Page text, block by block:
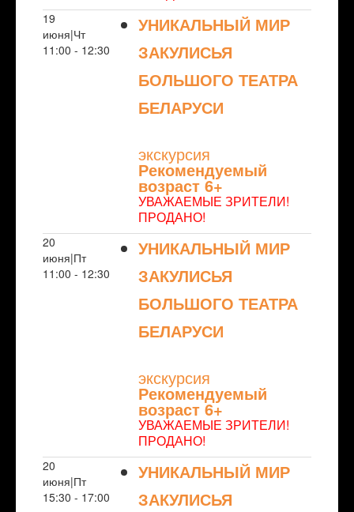
19
июня|Чт
11:00 - 12:30
УНИКАЛЬНЫЙ МИР
ЗАКУЛИСЬЯ
БОЛЬШОГО ТЕАТРА
БЕЛАРУСИ
экскурсия
Рекомендуемый
возраст 6+
УВАЖАЕМЫЕ ЗРИТЕЛИ!
ПРОДАНО!
20
июня|Пт
11:00 - 12:30
УНИКАЛЬНЫЙ МИР
ЗАКУЛИСЬЯ
БОЛЬШОГО ТЕАТРА
БЕЛАРУСИ
экскурсия
Рекомендуемый
возраст 6+
УВАЖАЕМЫЕ ЗРИТЕЛИ!
ПРОДАНО!
20
июня|Пт
15:30 - 17:00
УНИКАЛЬНЫЙ МИР
ЗАКУЛИСЬЯ